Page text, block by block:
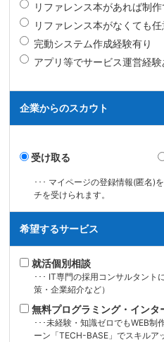
リファレンス本があれば制作
リファレンス本がなくても
完動システム作成経験有り
アプリ等でサービス運営経験
企業からのスカウト
受け取る
･･･ マイページの登録情報(匿名)
チを受けられます。
希望するサービス
就活個別相談
･･･ IT専門の採用コンサルタント
策・企業紹介など）
無料プログラミング・インタ
･･･未経験・知識ゼロでもWEB制
ーン「TECH-BASE」でスキルア